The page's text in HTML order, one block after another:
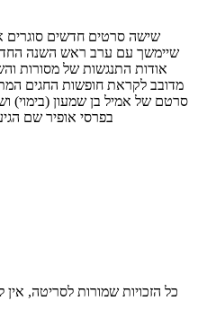
שיימשך עם ערב ראש השנה
אודות התנגשות של מסורות
מדובב לקראת חופשות החגים
סרטם של אמיל בן שמעון (בימוי)
בפרסי אופיר שם
© כל הזכויות שמורות לסריטה,